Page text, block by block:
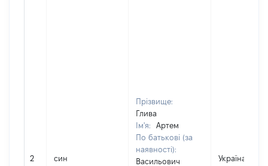
2 син
Прізвище:
Глива
Ім'я:
Артем
По батькові (за
наявності):
Васильович
Україна